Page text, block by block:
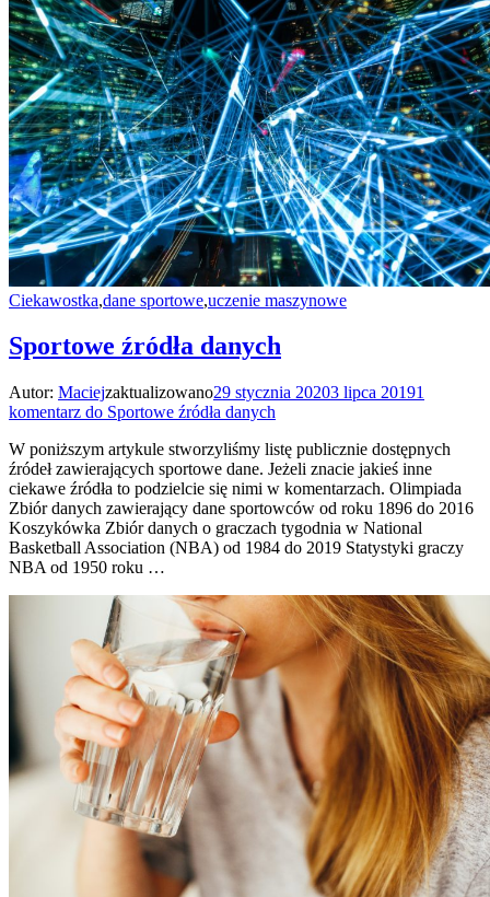
Ciekawostka,dane sportowe,uczenie maszynowe
Sportowe źródła danych
Autor: Maciejzaktualizowano29 stycznia 20203 lipca 20191
komentarz do Sportowe źródła danych
W poniższym artykule stworzyliśmy listę publicznie dostępnych
źródeł zawierających sportowe dane. Jeżeli znacie jakieś inne
ciekawe źródła to podzielcie się nimi w komentarzach. Olimpiada
Zbiór danych zawierający dane sportowców od roku 1896 do 2016
Koszykówka Zbiór danych o graczach tygodnia w National
Basketball Association (NBA) od 1984 do 2019 Statystyki graczy
NBA od 1950 roku …